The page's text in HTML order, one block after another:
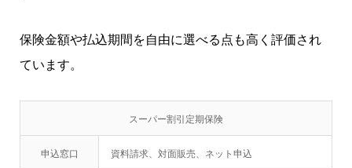
保険金額や払込期間を自由に選べる点も高く評価され
ています。
スーパー割引定期保険
申込窓口 資料請求、対面販売、ネット申込